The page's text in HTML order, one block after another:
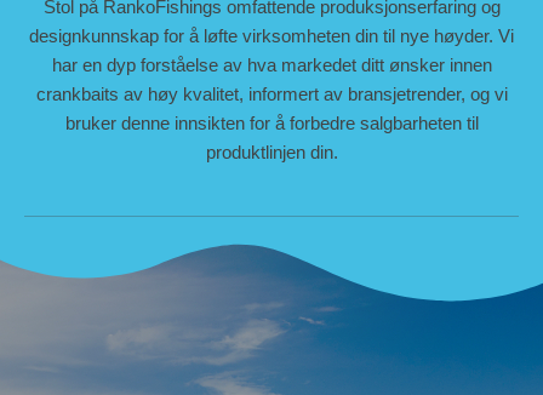
Stol på RankoFishings omfattende produksjonserfaring og
designkunnskap for å løfte virksomheten din til nye høyder. Vi
har en dyp forståelse av hva markedet ditt ønsker innen
crankbaits av høy kvalitet, informert av bransjetrender, og vi
bruker denne innsikten for å forbedre salgbarheten til
produktlinjen din.